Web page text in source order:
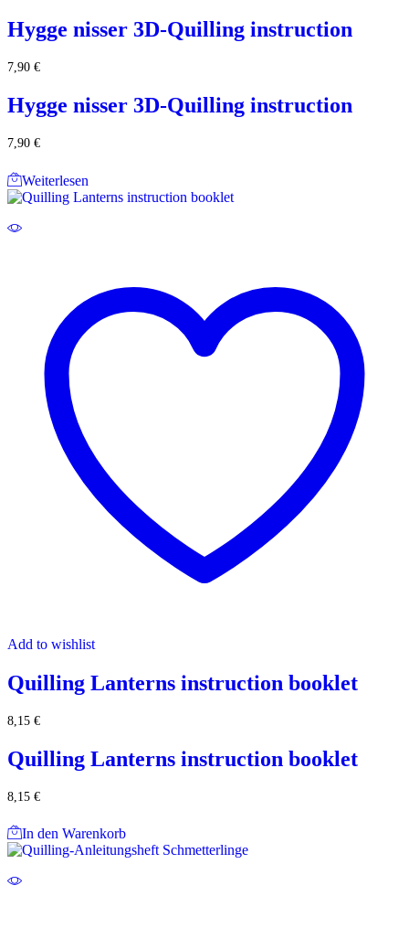
Hygge nisser 3D-Quilling instruction
7,90 €
Hygge nisser 3D-Quilling instruction
7,90 €
Weiterlesen
Add to wishlist
Quilling Lanterns instruction booklet
8,15 €
Quilling Lanterns instruction booklet
8,15 €
In den Warenkorb